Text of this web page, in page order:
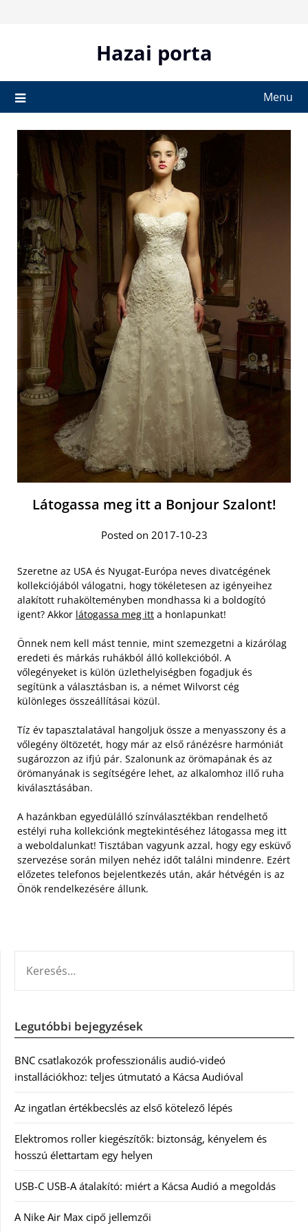
Hazai porta
Menu
Látogassa meg itt a Bonjour Szalont!
Posted on 2017-10-23
Szeretne az USA és Nyugat-Európa neves divatcégének
kollekciójából válogatni, hogy tökéletesen az igényeihez
alakított ruhakölteményben mondhassa ki a boldogító
igent? Akkor látogassa meg itt a honlapunkat!
Önnek nem kell mást tennie, mint szemezgetni a kizárólag
eredeti és márkás ruhákból álló kollekcióból. A
vőlegényeket is külön üzlethelyiségben fogadjuk és
segítünk a választásban is, a német Wilvorst cég
különleges összeállításai közül.
Tíz év tapasztalatával hangoljuk össze a menyasszony és a
vőlegény öltözetét, hogy már az első ránézésre harmóniát
sugározzon az ifjú pár. Szalonunk az örömapának és az
örömanyának is segítségére lehet, az alkalomhoz illő ruha
kiválasztásában.
A hazánkban egyedülálló színválasztékban rendelhető
estélyi ruha kollekciónk megtekintéséhez látogassa meg itt
a weboldalunkat! Tisztában vagyunk azzal, hogy egy esküvő
szervezése során milyen nehéz időt találni mindenre. Ezért
előzetes telefonos bejelentkezés után, akár hétvégén is az
Önök rendelkezésére állunk.
Legutóbbi bejegyzések
BNC csatlakozók professzionális audió-videó
installációkhoz: teljes útmutató a Kácsa Audióval
Az ingatlan értékbecslés az első kötelező lépés
Elektromos roller kiegészítők: biztonság, kényelem és
hosszú élettartam egy helyen
USB-C USB-A átalakító: miért a Kácsa Audió a megoldás
A Nike Air Max cipő jellemzői